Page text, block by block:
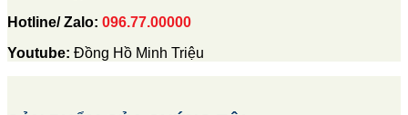
Hotline/ Zalo: 096.77.00000
Youtube: Đồng Hồ Minh Triệu